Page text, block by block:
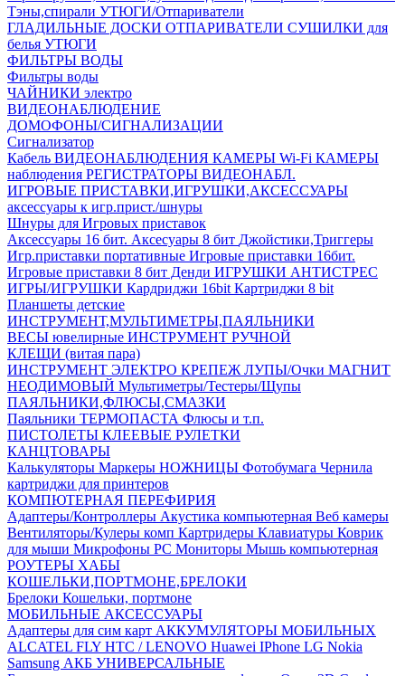
Тэны,спирали УТЮГИ/Отпариватели
ГЛАДИЛЬНЫЕ ДОСКИ ОТПАРИВАТЕЛИ СУШИЛКИ для
белья УТЮГИ
ФИЛЬТРЫ ВОДЫ
Фильтры воды
ЧАЙНИКИ электро
ВИДЕОНАБЛЮДЕНИЕ
ДОМОФОНЫ/СИГНАЛИЗАЦИИ
Сигнализатор
Кабель ВИДЕОНАБЛЮДЕНИЯ КАМЕРЫ Wi-Fi КАМЕРЫ
наблюдения РЕГИСТРАТОРЫ ВИДЕОНАБЛ.
ИГРОВЫЕ ПРИСТАВКИ,ИГРУШКИ,АКСЕССУАРЫ
аксесcуары к игр.прист./шнуры
Шнуры для Игровых приставок
Аксессуары 16 бит. Аксесуары 8 бит Джойстики,Триггеры
Игр.приставки портативные Игровые приставки 16бит.
Игровые приставки 8 бит Денди ИГРУШКИ АНТИСТРЕС
ИГРЫ/ИГРУШКИ Кардриджи 16bit Картриджи 8 bit
Планшеты детские
ИНСТРУМЕНТ,МУЛЬТИМЕТРЫ,ПАЯЛЬНИКИ
ВЕСЫ ювелирные ИНСТРУМЕНТ РУЧНОЙ
КЛЕЩИ (витая пара)
ИНСТРУМЕНТ ЭЛЕКТРО КРЕПЕЖ ЛУПЫ/Очки МАГНИТ
НЕОДИМОВЫЙ Мультиметры/Тестеры/Щупы
ПАЯЛЬНИКИ,ФЛЮСЫ,СМАЗКИ
Паяльники ТЕРМОПАСТА Флюсы и т.п.
ПИСТОЛЕТЫ КЛЕЕВЫЕ РУЛЕТКИ
КАНЦТОВАРЫ
Калькуляторы Маркеры НОЖНИЦЫ Фотобумага Чернила
картриджи для принтеров
КОМПЮТЕРНАЯ ПЕРЕФИРИЯ
Адаптеры/Контроллеры Акустика компьютерная Веб камеры
Вентиляторы/Кулеры комп Картридеры Клавиатуры Коврик
для мыши Микрофоны PC Мониторы Мышь компьютерная
РОУТЕРЫ ХАБЫ
КОШЕЛЬКИ,ПОРТМОНЕ,БРЕЛОКИ
Брелоки Кошельки, портмоне
МОБИЛЬНЫЕ АКСЕССУАРЫ
Адаптеры для сим карт АККУМУЛЯТОРЫ МОБИЛЬНЫХ
ALCATEL FLY HTC / LENOVO Huawei IPhone LG Nokia
Samsung АКБ УНИВЕРСАЛЬНЫЕ